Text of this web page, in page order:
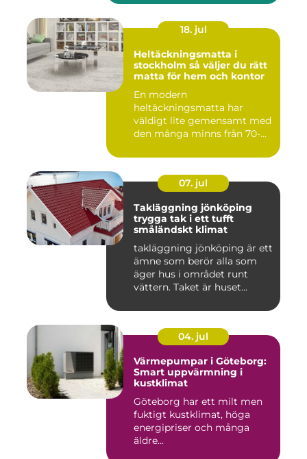
18. jul
Heltäckningsmatta i
stockholm så väljer du rätt
matta för hem och kontor
En modern
heltäckningsmatta har
väldigt lite gemensamt med
den många minns från 70-
07. jul
Takläggning jönköping
trygga tak i ett tufft
småländskt klimat
takläggning jönköping är ett
ämne som berör alla som
äger hus i området runt
vättern. Taket är huset...
04. jul
Värmepumpar i Göteborg:
Smart uppvärmning i
kustklimat
Göteborg har ett milt men
fuktigt kustklimat, höga
energipriser och många
äldre...